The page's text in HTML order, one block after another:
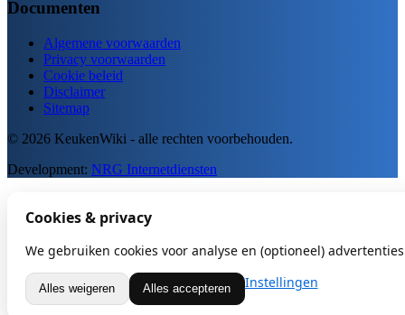
Documenten
Algemene voorwaarden
Privacy voorwaarden
Cookie beleid
Disclaimer
Sitemap
© 2026 KeukenWiki - alle rechten voorbehouden.
Development: NRG Internetdiensten
Cookies & privacy
We gebruiken cookies voor analyse en (optioneel)
Alles weigeren Alles accepteren Instellingen